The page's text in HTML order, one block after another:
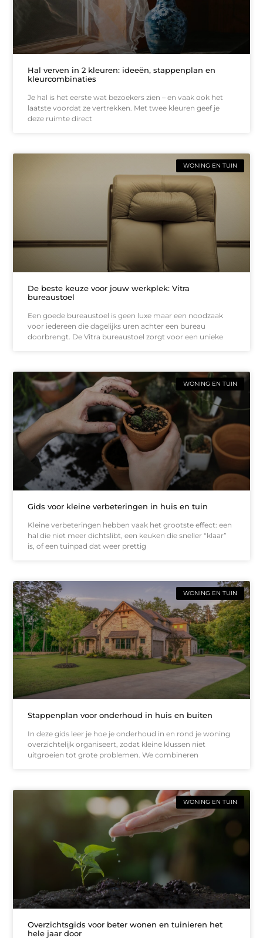
Hal verven in 2 kleuren: ideeën, stappenplan en
kleurcombinaties
Je hal is het eerste wat bezoekers zien – en vaak ook het
laatste voordat ze vertrekken. Met twee kleuren geef je
deze ruimte direct
WONING EN TUIN
De beste keuze voor jouw werkplek: Vitra
bureaustoel
Een goede bureaustoel is geen luxe maar een noodzaak
voor iedereen die dagelijks uren achter een bureau
doorbrengt. De Vitra bureaustoel zorgt voor een unieke
WONING EN TUIN
Gids voor kleine verbeteringen in huis en tuin
Kleine verbeteringen hebben vaak het grootste effect: een
hal die niet meer dichtslibt, een keuken die sneller “klaar”
is, of een tuinpad dat weer prettig
WONING EN TUIN
Stappenplan voor onderhoud in huis en buiten
In deze gids leer je hoe je onderhoud in en rond je woning
overzichtelijk organiseert, zodat kleine klussen niet
uitgroeien tot grote problemen. We combineren
WONING EN TUIN
Overzichtsgids voor beter wonen en tuinieren het
hele jaar door